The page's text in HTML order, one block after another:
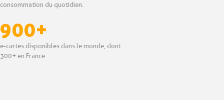
consommation du quotidien.
900+
e-cartes disponibles dans le monde, dont
300+ en France